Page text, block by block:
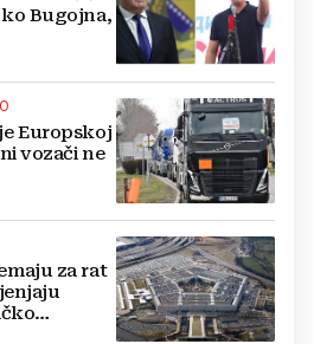
Bugojna,
Europskoj
vozači ne
za rat